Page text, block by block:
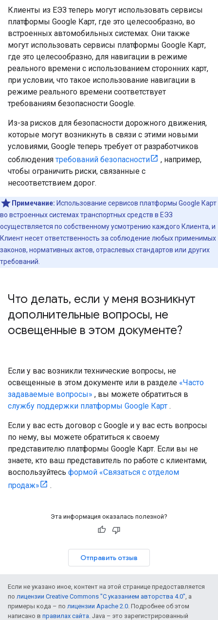
Клиенты из ЕЭЗ теперь могут использовать сервисы
платформы Google Карт, где это целесообразно, во
встроенных автомобильных системах. Они также
могут использовать сервисы платформы Google Карт,
где это целесообразно, для навигации в режиме
реального времени с использованием сторонних карт,
при условии, что такое использование навигации в
режиме реального времени соответствует
требованиям безопасности Google.
Из-за рисков для безопасности дорожного движения,
которые могут возникнуть в связи с этими новыми
условиями, Google теперь требует от разработчиков
соблюдения требований безопасности
, например,
чтобы ограничить риски, связанные с
несоответствием дорог.
Примечание: Использование сервисов платформы Google Карт
во встроенных системах транспортных средств в ЕЭЗ
осуществляется по собственному усмотрению каждого Клиента, и
Клиент несет ответственность за соблюдение любых применимых
законов, нормативных актов, отраслевых стандартов или других
требований.
Что делать, если у меня возникнут
дополнительные вопросы, не
освещенные в этом документе?
Если у вас возникли технические вопросы, не
освещенные в этом документе или в разделе «Часто
задаваемые вопросы» , вы можете обратиться в
службу поддержки платформы Google Карт .
Если у вас есть договор с Google и у вас есть вопросы
по нему, вы можете обратиться к своему
представителю платформы Google Карт. Если вы не
знаете, кто ваш представитель по работе с клиентами,
воспользуйтесь формой «Связаться с отделом
продаж»
.
Эта информация оказалась полезной?
Отправить отзыв
Если не указано иное, контент на этой странице предоставляется
по лицензии Creative Commons "С указанием авторства 4.0", а
примеры кода – по лицензии Apache 2.0. Подробнее об этом
написано в правилах сайта. Java – это зарегистрированный